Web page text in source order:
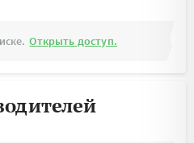
Открыть доступ.